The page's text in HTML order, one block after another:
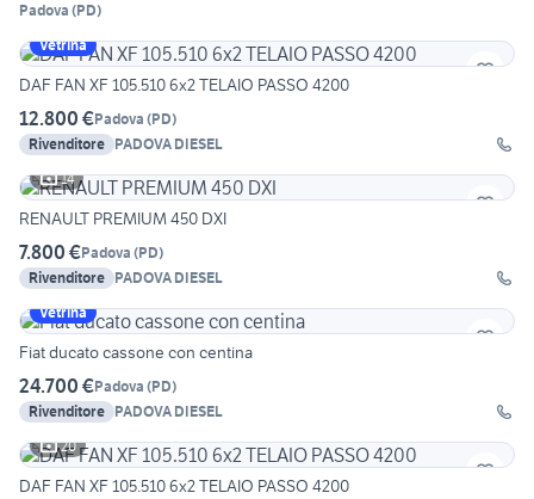
Padova (PD)
Vetrina
DAF FAN XF 105.510 6x2 TELAIO PASSO 4200
12.800 €Padova (PD)
Rivenditore PADOVA DIESEL
14
RENAULT PREMIUM 450 DXI
7.800 €Padova (PD)
Rivenditore PADOVA DIESEL
Vetrina
Fiat ducato cassone con centina
24.700 €Padova (PD)
Rivenditore PADOVA DIESEL
20
DAF FAN XF 105.510 6x2 TELAIO PASSO 4200